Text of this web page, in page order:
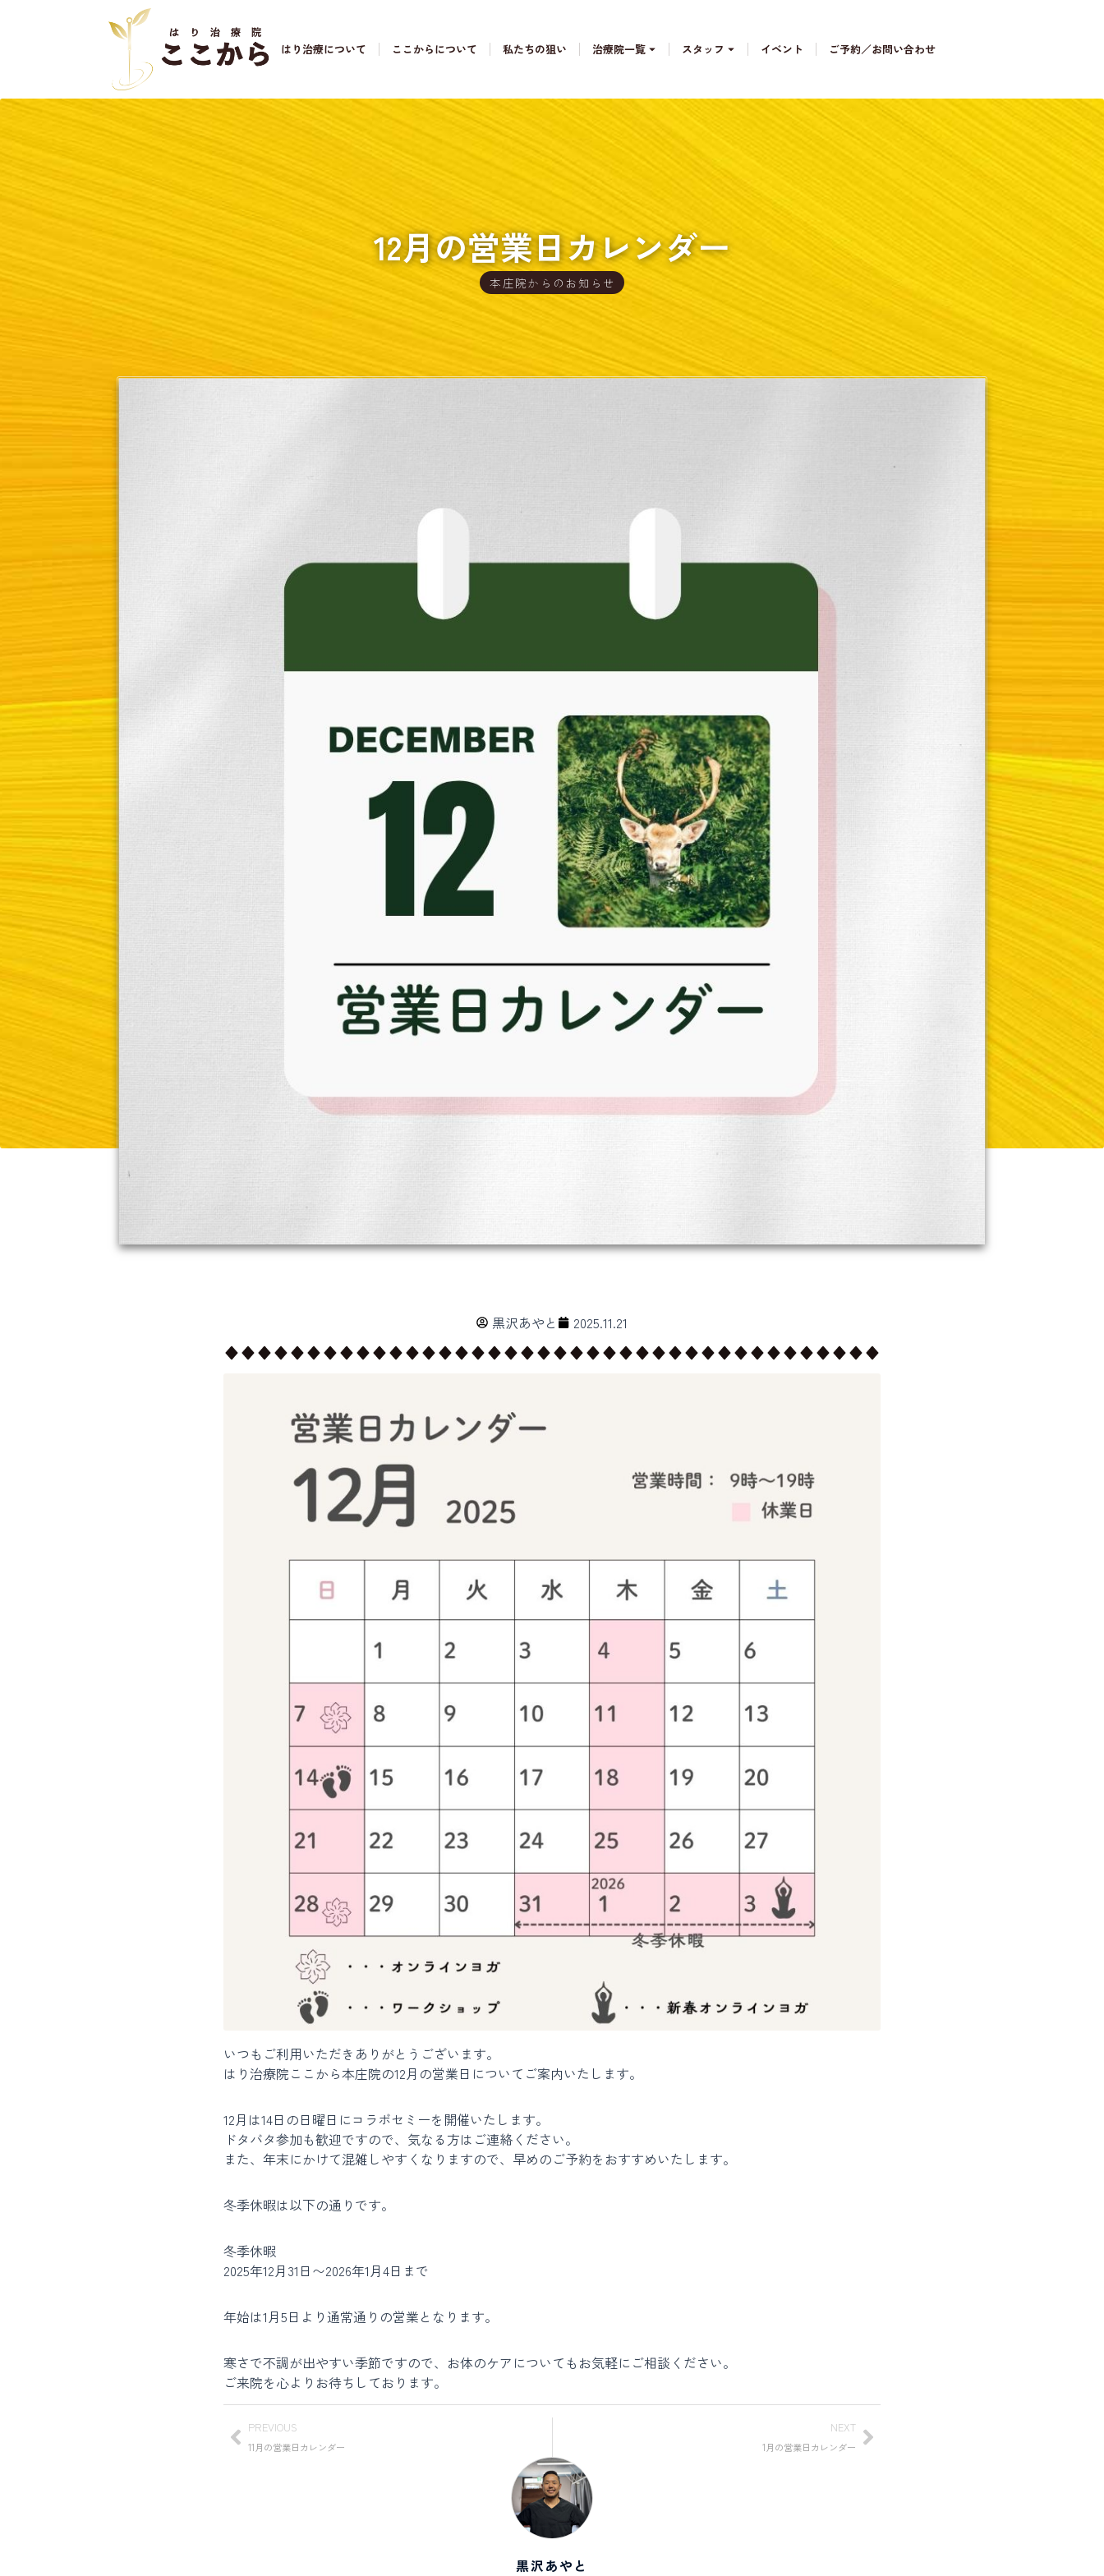
はり治療について ここからについて 私たちの狙い 治療院一覧 スタッフ イベント ご予約／お問い合わせ
12月の営業日カレンダー
本庄院からのお知らせ
黒沢あやと 2025.11.21
いつもご利用いただきありがとうございます。
はり治療院ここから本庄院の12月の営業日についてご案内いたします。
12月は14日の日曜日にコラボセミーを開催いたします。
ドタバタ参加も歓迎ですので、気なる方はご連絡ください。
また、年末にかけて混雑しやすくなりますので、早めのご予約をおすすめいたします。
冬季休暇は以下の通りです。
冬季休暇
2025年12月31日〜2026年1月4日まで
年始は1月5日より通常通りの営業となります。
寒さで不調が出やすい季節ですので、お体のケアについてもお気軽にご相談ください。
ご来院を心よりお待ちしております。
PREVIOUS
11月の営業日カレンダー
NEXT
1月の営業日カレンダー
黒沢あやと